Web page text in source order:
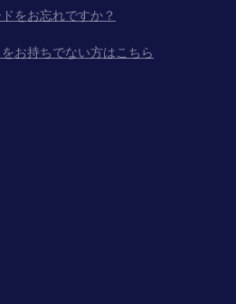
をお忘れですか？
お持ちでない方はこちら